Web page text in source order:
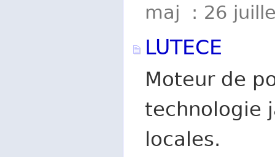
maj : 26
LUTECE
Moteur de
technologie
locales.